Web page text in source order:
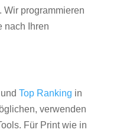
Wir programmieren
nach Ihren
Top Ranking in
verwenden
Für Print wie in